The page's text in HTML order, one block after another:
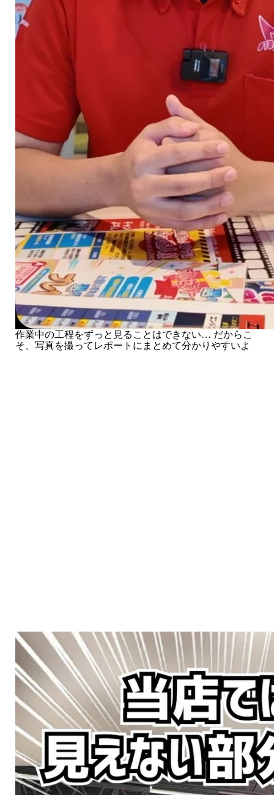
作業中の工程をずっと見ることはできない… だからこ
そ、写真を撮ってレポートにまとめて分かりやすいよ